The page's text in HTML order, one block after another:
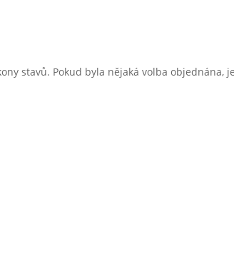
stavů. Pokud byla nějaká volba objednána,